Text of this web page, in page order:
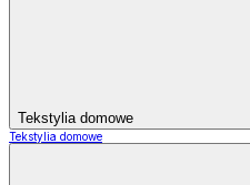
Tekstylia domowe
Tekstylia domowe